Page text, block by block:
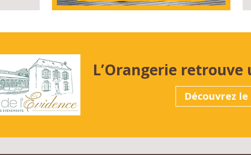
L’Orangerie retrouve
Découvrez